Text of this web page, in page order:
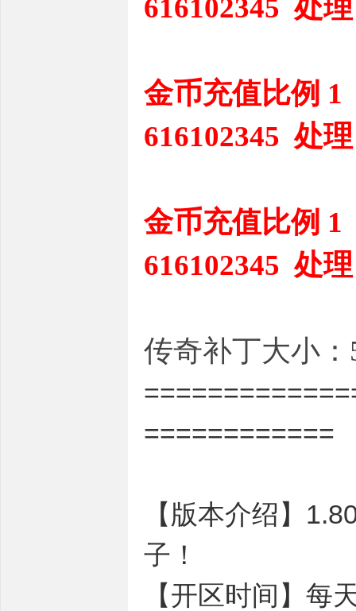
616102345 处理
金币充值比例
616102345 处理
金币充值比例
616102345 处理
传奇补丁大小：
============
【版本介绍】
子！
【开区时间】每